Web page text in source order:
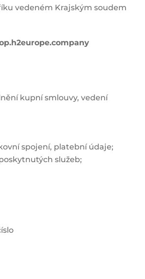
vedeném Krajským soudem
kupní smlouvy, vedení
spojení, platební údaje;
služeb;